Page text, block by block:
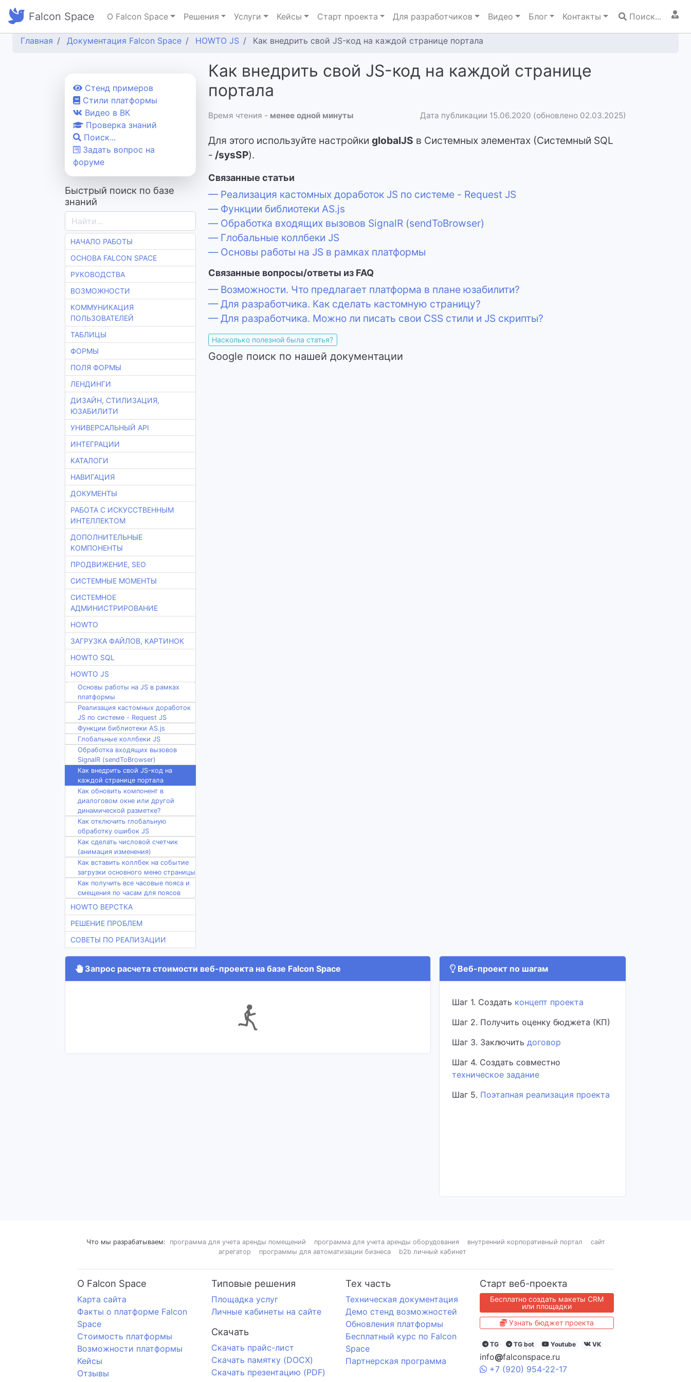
Falcon Space О Falcon Space Решения Услуги Кейсы Старт проекта Для разработчиков Видео Блог Контакты Поиск...
Главная Документация Falcon Space HOWTO JS Как внедрить свой JS-код на каждой странице портала
Cтенд примеров
Стили платформы
Видео в ВК
Проверка знаний
Поиск...
Задать вопрос на
форуме
Быстрый поиск по базе
знаний
НАЧАЛО РАБОТЫ
ОСНОВА FALCON SPACE
РУКОВОДСТВА
ВОЗМОЖНОСТИ
КОММУНИКАЦИЯ
ПОЛЬЗОВАТЕЛЕЙ
ТАБЛИЦЫ
ФОРМЫ
ПОЛЯ ФОРМЫ
ЛЕНДИНГИ
ДИЗАЙН, СТИЛИЗАЦИЯ,
ЮЗАБИЛИТИ
УНИВЕРСАЛЬНЫЙ API
ИНТЕГРАЦИИ
КАТАЛОГИ
НАВИГАЦИЯ
ДОКУМЕНТЫ
РАБОТА С ИСКУССТВЕННЫМ
ИНТЕЛЛЕКТОМ
ДОПОЛНИТЕЛЬНЫЕ
КОМПОНЕНТЫ
ПРОДВИЖЕНИЕ, SEO
СИСТЕМНЫЕ МОМЕНТЫ
СИСТЕМНОЕ
АДМИНИСТРИРОВАНИЕ
HOWTO
ЗАГРУЗКА ФАЙЛОВ, КАРТИНОК
HOWTO SQL
HOWTO JS
Основы работы на JS в рамках
платформы
Реализация кастомных доработок
JS по системе - Request JS
Функции библиотеки AS.js
Глобальные коллбеки JS
Обработка входящих вызовов
SignalR (sendToBrowser)
Как внедрить свой JS-код на
каждой странице портала
Как обновить компонент в
диалоговом окне или другой
динамической разметке?
Как отключить глобальную
обработку ошибок JS
Как сделать числовой счетчик
(анимация изменения)
Как вставить коллбек на событие
загрузки основного меню страницы
Как получить все часовые пояса и
смещения по часам для поясов
HOWTO ВЕРСТКА
РЕШЕНИЕ ПРОБЛЕМ
СОВЕТЫ ПО РЕАЛИЗАЦИИ
Как внедрить свой JS-код на каждой странице
портала
Время чтения - менее одной минуты Дата публикации 15.06.2020 (обновлено 02.03.2025)
Для этого используйте настройки globalJS в Системных элементах (Системный SQL
- /sysSP).
Связанные статьи
— Реализация кастомных доработок JS по системе - Request JS
— Функции библиотеки AS.js
— Обработка входящих вызовов SignalR (sendToBrowser)
— Глобальные коллбеки JS
— Основы работы на JS в рамках платформы
Связанные вопросы/ответы из FAQ
— Возможности. Что предлагает платформа в плане юзабилити?
— Для разработчика. Как сделать кастомную страницу?
— Для разработчика. Можно ли писать свои CSS стили и JS скрипты?
Насколько полезной была статья?
Google поиск по нашей документации
Запрос расчета стоимости веб-проекта на базе Falcon Space Веб-проект по шагам
Шаг 1. Создать концепт проекта
Шаг 2. Получить оценку бюджета (КП)
Шаг 3. Заключить договор
Шаг 4. Создать совместно
техническое задание
Шаг 5. Поэтапная реализация проекта
Что мы разрабатываем: программа для учета аренды помещений программа для учета аренды оборудования внутренний корпоративный портал
сайт
агрегатор
программы для автоматизации бизнеса b2b личный кабинет
О Falcon Space
Карта сайта
Факты о платформе Falcon
Space
Стоимость платформы
Возможности платформы
Кейсы
Отзывы
Типовые решения
Площадка услуг
Личные кабинеты на сайте
Скачать
Cкачать прайс-лист
Скачать памятку (DOCX)
Скачать презентацию (PDF)
Тех часть
Техническая документация
Демо стенд возможностей
Обновления платформы
Бесплатный курс по Falcon
Space
Партнерская программа
Старт веб-проекта
Бесплатно создать макеты CRM
или площадки
Узнать бюджет проекта
TG TG bot Youtube VK
info@falconspace.ru
+7 (920) 954-22-17